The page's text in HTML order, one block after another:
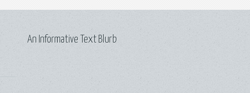
An Informative Text Blurb